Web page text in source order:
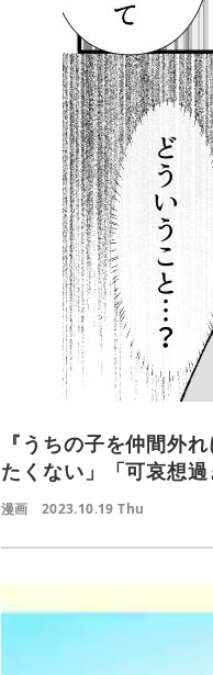
『うちの子を仲間外
たくない」「可哀想過
漫画 2023.10.19 Thu